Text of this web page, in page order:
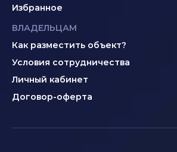
Избранное
ВЛАДЕЛЬЦАМ
Как разместить объект?
Условия сотрудничества
Личный кабинет
Договор-оферта